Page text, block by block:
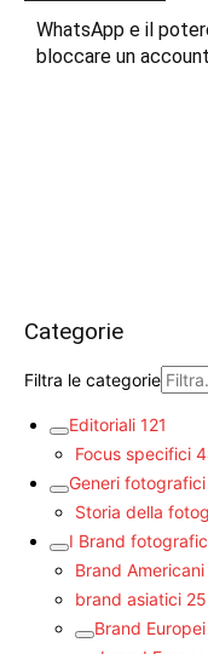
WhatsApp e il
bloccare un
Categorie
Filtra le categorie
Editoriali 121
Focus specifici
Generi fotografici
Storia della
I Brand
Brand Americani
brand asiatici 25
Brand Europei